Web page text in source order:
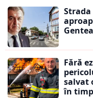
Fără
salvat
în